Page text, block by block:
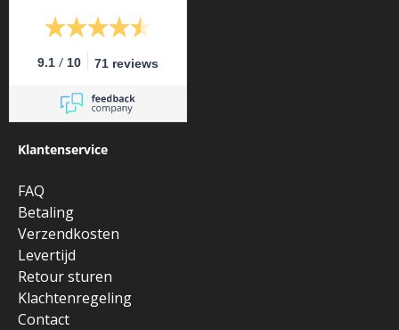
9.1 / 10 71 reviews
Klantenservice
FAQ
Betaling
Verzendkosten
Levertijd
Retour sturen
Klachtenregeling
Contact